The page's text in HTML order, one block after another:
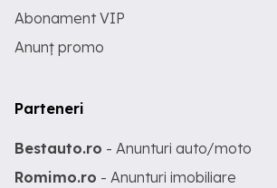
Abonament VIP
Anunț promo
Parteneri
Bestauto.ro - Anunturi auto/moto
Romimo.ro - Anunturi imobiliare